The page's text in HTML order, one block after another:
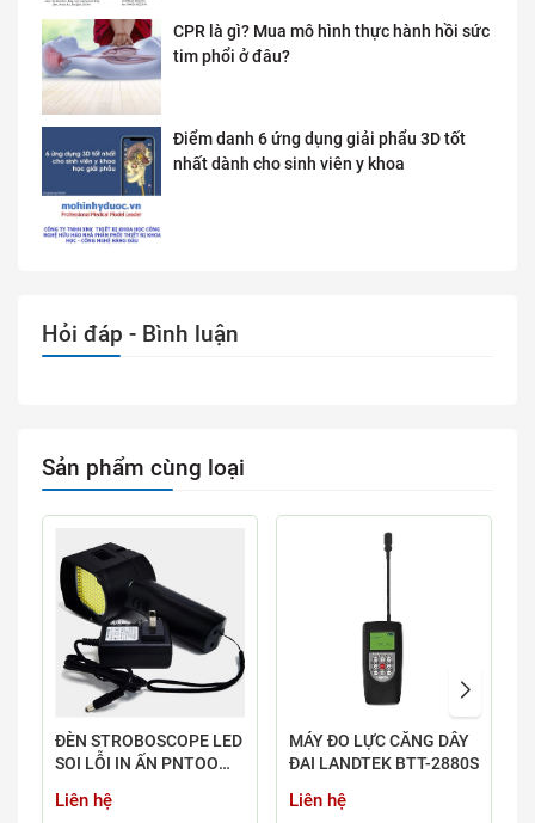
CPR là gì? Mua mô hình thực hành hồi sức
tim phổi ở đâu?
Điểm danh 6 ứng dụng giải phẩu 3D tốt
nhất dành cho sinh viên y khoa
Hỏi đáp - Bình luận
Sản phẩm cùng loại
ĐÈN STROBOSCOPE LED
SOI LỖI IN ẤN PNTOO
LASER
Liên hệ
MÁY ĐO LỰC CĂNG DÂY
ĐAI LANDTEK BTT-2880S
Liên hệ